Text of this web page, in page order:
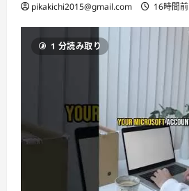
pikakichi2015@gmail.com 16時間前
1 分読み取り